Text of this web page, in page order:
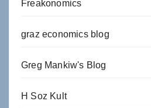
Freakonomics
graz economics blog
Greg Mankiw's Blog
H Soz Kult